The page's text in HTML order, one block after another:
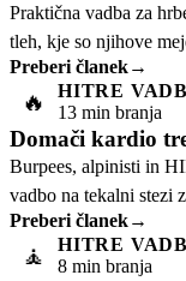
Praktična vadba za
tleh, kje so njihove
Preberi članek→
🔥
HITRE
13 min branja
Domači kardio
Burpees, alpinisti in
vadbo na tekalni stezi
vadbi, ki pojasnjuje.
Preberi članek→
🧘
HITRE
8 min branja